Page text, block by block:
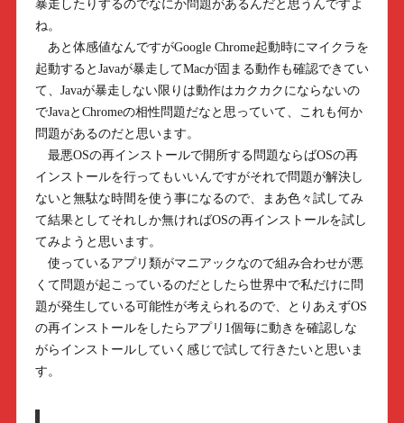
暴走したりするのでなにか問題があるんだと思うんですよ
ね。
あと体感値なんですがGoogle Chrome起動時にマイクラを
起動するとJavaが暴走してMacが固まる動作も確認できてい
て、Javaが暴走しない限りは動作はカクカクにならないの
でJavaとChromeの相性問題だなと思っていて、これも何か
問題があるのだと思います。
最悪OSの再インストールで開所する問題ならばOSの再
インストールを行ってもいいんですがそれで問題が解決し
ないと無駄な時間を使う事になるので、まあ色々試してみ
て結果としてそれしか無ければOSの再インストールを試し
てみようと思います。
使っているアプリ類がマニアックなので組み合わせが悪
くて問題が起こっているのだとしたら世界中で私だけに問
題が発生している可能性が考えられるので、とりあえずOS
の再インストールをしたらアプリ1個毎に動きを確認しな
がらインストールしていく感じで試して行きたいと思いま
す。